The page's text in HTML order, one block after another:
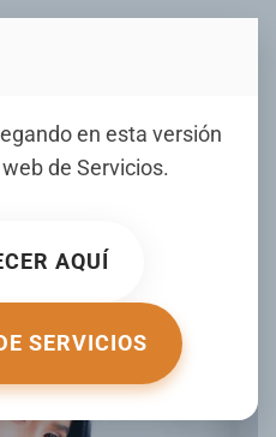
Medios
en esta versión
de Servicios.
AQUÍ
SERVICIOS
. PUBLICADO EN